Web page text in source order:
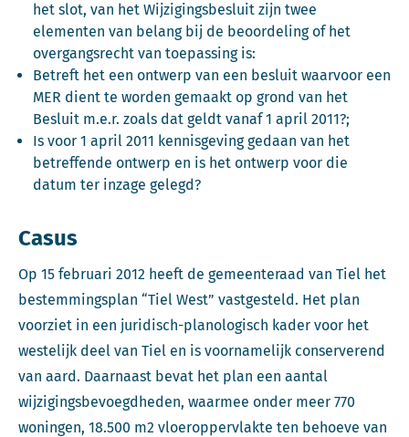
het slot, van het Wijzigingsbesluit zijn twee
elementen van belang bij de beoordeling of het
overgangsrecht van toepassing is:
Betreft het een ontwerp van een besluit waarvoor een
MER dient te worden gemaakt op grond van het
Besluit m.e.r. zoals dat geldt vanaf 1 april 2011?;
Is voor 1 april 2011 kennisgeving gedaan van het
betreffende ontwerp en is het ontwerp voor die
datum ter inzage gelegd?
Casus
Op 15 februari 2012 heeft de gemeenteraad van Tiel het
bestemmingsplan “Tiel West” vastgesteld. Het plan
voorziet in een juridisch-planologisch kader voor het
westelijk deel van Tiel en is voornamelijk conserverend
van aard. Daarnaast bevat het plan een aantal
wijzigingsbevoegdheden, waarmee onder meer 770
woningen, 18.500 m2 vloeroppervlakte ten behoeve van